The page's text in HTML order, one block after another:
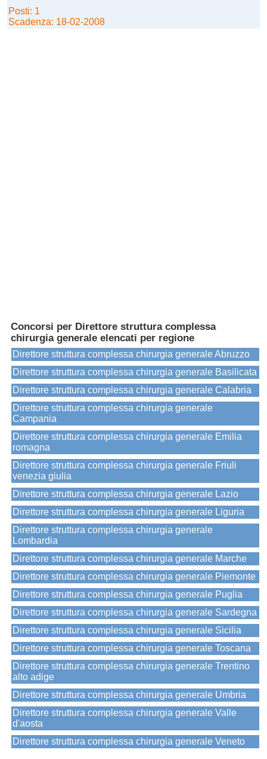
Posti: 1
Scadenza: 18-02-2008
Concorsi per Direttore struttura complessa
chirurgia generale elencati per regione
Direttore struttura complessa chirurgia generale Abruzzo
Direttore struttura complessa chirurgia generale Basilicata
Direttore struttura complessa chirurgia generale Calabria
Direttore struttura complessa chirurgia generale
Campania
Direttore struttura complessa chirurgia generale Emilia
romagna
Direttore struttura complessa chirurgia generale Friuli
venezia giulia
Direttore struttura complessa chirurgia generale Lazio
Direttore struttura complessa chirurgia generale Liguria
Direttore struttura complessa chirurgia generale
Lombardia
Direttore struttura complessa chirurgia generale Marche
Direttore struttura complessa chirurgia generale Piemonte
Direttore struttura complessa chirurgia generale Puglia
Direttore struttura complessa chirurgia generale Sardegna
Direttore struttura complessa chirurgia generale Sicilia
Direttore struttura complessa chirurgia generale Toscana
Direttore struttura complessa chirurgia generale Trentino
alto adige
Direttore struttura complessa chirurgia generale Umbria
Direttore struttura complessa chirurgia generale Valle
d'aosta
Direttore struttura complessa chirurgia generale Veneto